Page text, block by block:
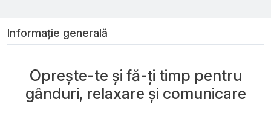
Informație generală
Oprește-te și fă-ți timp pentru
gânduri, relaxare și comunicare